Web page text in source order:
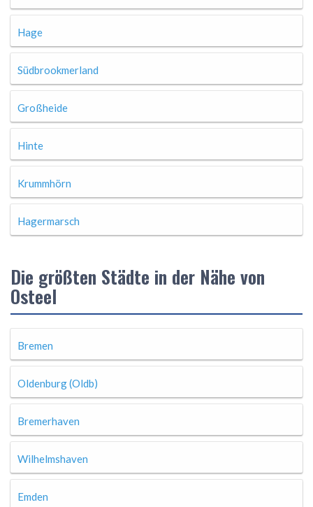
Hage
Südbrookmerland
Großheide
Hinte
Krummhörn
Hagermarsch
Die größten Städte in der Nähe von
Osteel
Bremen
Oldenburg (Oldb)
Bremerhaven
Wilhelmshaven
Emden